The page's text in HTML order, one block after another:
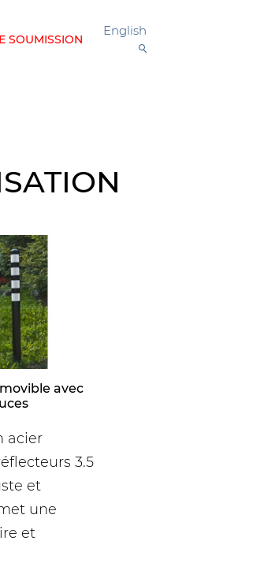
SOUMISSION
English
avec
acier
3.5
et
une
et